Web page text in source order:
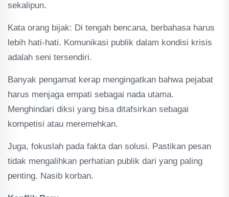
sekalipun.
Kata orang bijak: Di tengah bencana, berbahasa harus
lebih hati-hati. Komunikasi publik dalam kondisi krisis
adalah seni tersendiri.
Banyak pengamat kerap mengingatkan bahwa pejabat
harus menjaga empati sebagai nada utama.
Menghindari diksi yang bisa ditafsirkan sebagai
kompetisi atau meremehkan.
Juga, fokuslah pada fakta dan solusi. Pastikan pesan
tidak mengalihkan perhatian publik dari yang paling
penting. Nasib korban.